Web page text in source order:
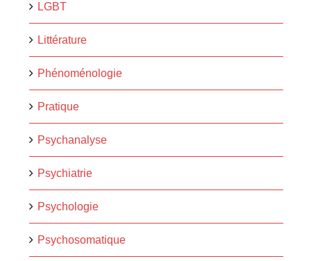
LGBT
Littérature
Phénoménologie
Pratique
Psychanalyse
Psychiatrie
Psychologie
Psychosomatique